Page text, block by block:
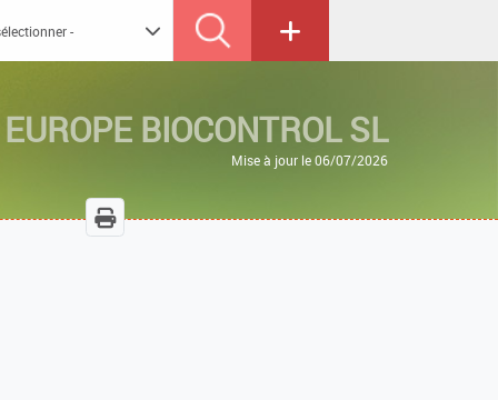
BIOCONTROL SL
Mise à jour le 06/07/2026